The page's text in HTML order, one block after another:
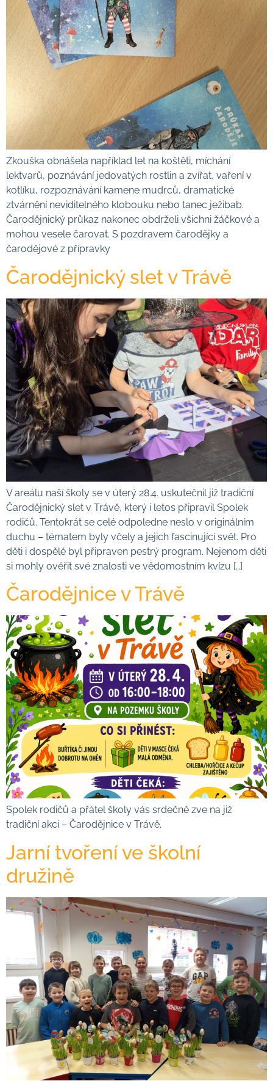
Zkouška obnášela například let na koštěti, míchání
lektvarů, poznávání jedovatých rostlin a zvířat, vaření v
kotlíku, rozpoznávání kamene mudrců, dramatické
ztvárnění neviditelného klobouku nebo tanec ježibab.
Čarodějnický průkaz nakonec obdrželi všichni žáčkové a
mohou vesele čarovat. S pozdravem čarodějky a
čarodějové z přípravky
Čarodějnický slet v Trávě
V areálu naší školy se v úterý 28.4. uskutečnil již tradiční
Čarodějnický slet v Trávě, který i letos připravil Spolek
rodičů. Tentokrát se celé odpoledne neslo v originálním
duchu – tématem byly včely a jejich fascinující svět. Pro
děti i dospělé byl připraven pestrý program. Nejenom děti
si mohly ověřit své znalosti ve vědomostním kvízu […]
Čarodějnice v Trávě
Spolek rodičů a přátel školy vás srdečně zve na již
tradiční akci – Čarodějnice v Trávě.
Jarní tvoření ve školní
družině